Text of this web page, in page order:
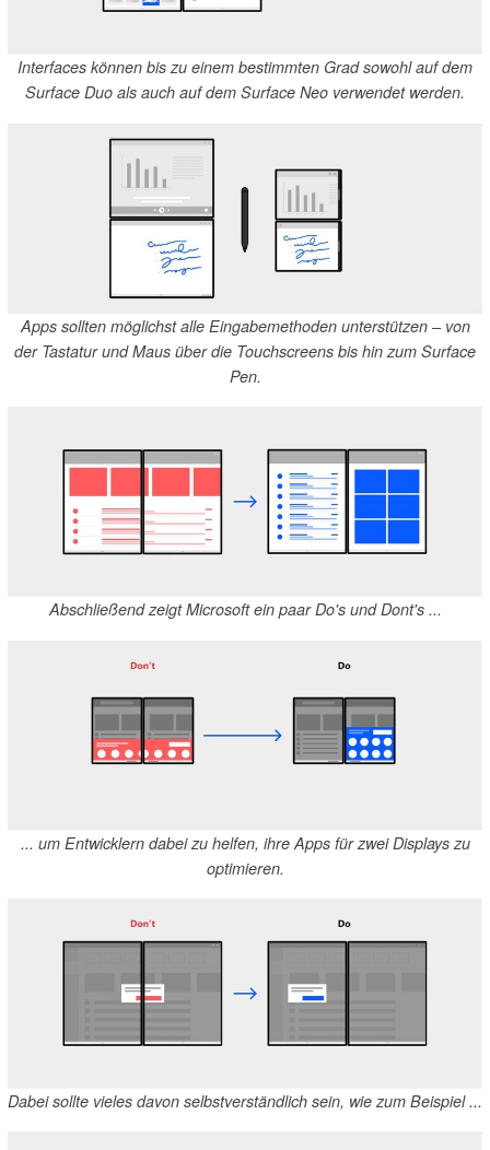
Interfaces können bis zu einem bestimmten Grad sowohl auf dem
Surface Duo als auch auf dem Surface Neo verwendet werden.
Apps sollten möglichst alle Eingabemethoden unterstützen – von
der Tastatur und Maus über die Touchscreens bis hin zum Surface
Pen.
Abschließend zeigt Microsoft ein paar Do's und Dont's ...
... um Entwicklern dabei zu helfen, ihre Apps für zwei Displays zu
optimieren.
Dabei sollte vieles davon selbstverständlich sein, wie zum Beispiel ...